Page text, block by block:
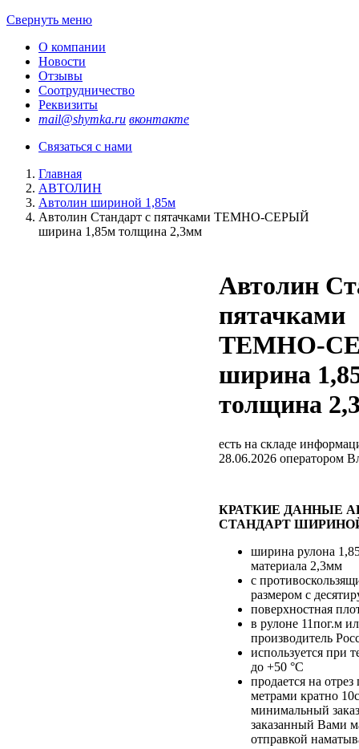
Свернуть меню
О компании
Новости
Отзывы
Соотрудничество
Реквизиты
mail@shymka.ru вконтакте
Связаться с нами
Главная
АВТОЛИН
Автолин шириной 1,85м
Автолин Стандарт с пятачками ТЕМНО-СЕРЫЙ
ширина 1,85м толщина 2,3мм
Автолин
пятачками
ТЕМНО-
ширина
толщина
есть на складе
28.06.2026 оператором
КРАТКИЕ ДАННЫЕ
СТАНДАРТ ШИРИНОЙ
ширина рулона
материала 2,3мм
с
размером с
поверхностная
в рулоне 11пог.м
производитель
используется при
до +50 °С
продается на
метрами кратно
минимальный
заказанный Вами
отправкой